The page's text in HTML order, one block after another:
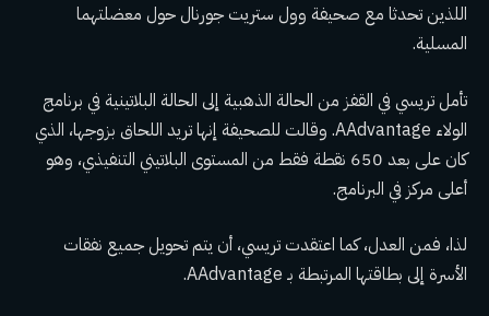
اللذين تحدثا مع صحيفة وول ستريت جورنال حول معضلتهما
المسلية.
تأمل تريسي في القفز من الحالة الذهبية إلى الحالة البلاتينية في برنامج
الولاء AAdvantage. وقالت للصحيفة إنها تريد اللحاق بزوجها، الذي
كان على بعد 650 نقطة فقط من المستوى البلاتيني التنفيذي، وهو
أعلى مركز في البرنامج.
لذا، فمن العدل، كما اعتقدت تريسي، أن يتم تحويل جميع نفقات
الأسرة إلى بطاقتها المرتبطة بـ AAdvantage.